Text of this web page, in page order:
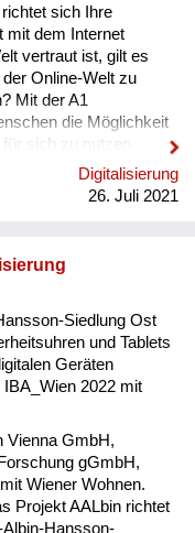
sich Ihre
mit dem Internet
vertraut ist, gilt es
Online-Welt zu
Mit der A1
die Möglichkeit
sich zu nutzen.
vertraut ist, gilt es
der
wurden bis dato
Generation 60+
A1 Angebote
Digitalisierung
26. Juli 2021
Siedlung Ost
und Tablets
Geräten
2022 mit
Vienna GmbH,
gGmbH,
Wiener Wohnen.
Projekt AALbin richtet
Hansson-